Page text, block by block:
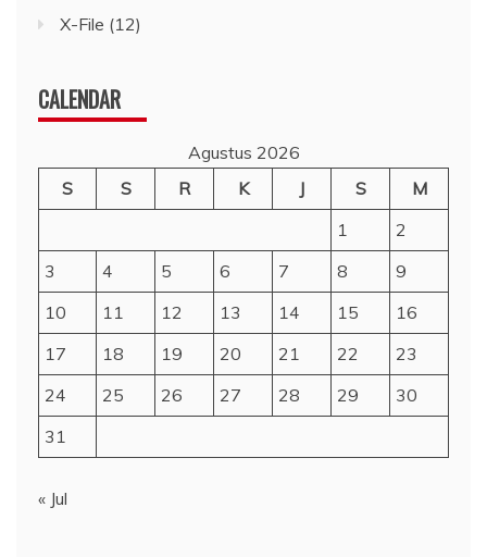
X-File (12)
CALENDAR
Agustus 2026
S
S R K J S
M
1
2
3
4 5 6 7 8
9
10
11 12 13 14 15
16
17
18 19 20 21 22
23
24
25 26 27 28 29
30
31
« Jul